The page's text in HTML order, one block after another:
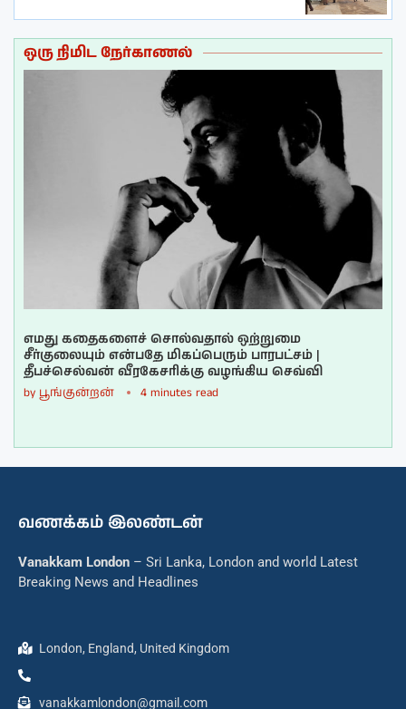
ஒரு நிமிட நேர்காணல்
எமது கதைகளைச் சொல்வதால் ஒற்றுமை
சீர்குலையும் என்பதே மிகப்பெரும் பாரபட்சம் |
தீபச்செல்வன் வீரகேசரிக்கு வழங்கிய செவ்வி
by பூங்குன்றன் 4 minutes read
வணக்கம் இலண்டன்
Vanakkam London – Sri Lanka, London and world Latest
Breaking News and Headlines
London, England, United Kingdom
vanakkamlondon@gmail.com